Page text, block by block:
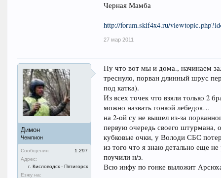
Черная Мамба
http://forum.skif4x4.ru/
27 мар 2011
Димон
Чемпион
Сообщения:
1.297
Адрес:
г. Кисловодск - Пятигорск
Езжу на:
Ну что вот мы и дома., начинаем
треснуло, порван длинный шрус
под катка).
Из всех точек что взяли только 2
можно назвать гонкой лебедок…
на 2-ой су не вышел из-за
первую очередь своего штурмана,
кубковые очки, у Володи СБС
из того что я знаю детально еще
поучили н/з.
Всю инфу по гонке выложит